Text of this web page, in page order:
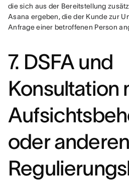
die sich aus der Bereitstellung
Asana ergeben, die der Kunde zur
Anfrage einer betroffenen Person
7. DSFA und
Konsultation
oder anderen